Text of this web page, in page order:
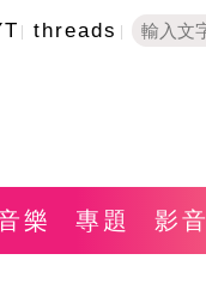
threads
樂 專題 影音